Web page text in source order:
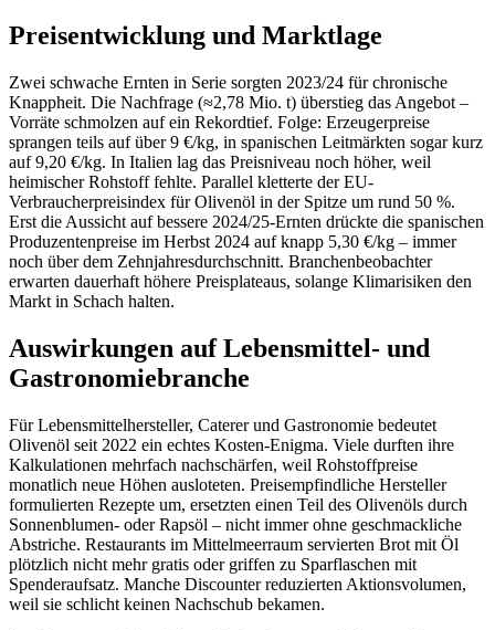
Preisentwicklung und Marktlage
Zwei schwache Ernten in Serie sorgten 2023/24 für chronische
Knappheit. Die Nachfrage (≈2,78 Mio. t) überstieg das Angebot –
Vorräte schmolzen auf ein Rekordtief. Folge: Erzeugerpreise
sprangen teils auf über 9 €/kg, in spanischen Leitmärkten sogar kurz
auf 9,20 €/kg. In Italien lag das Preisniveau noch höher, weil
heimischer Rohstoff fehlte. Parallel kletterte der EU-
Verbraucherpreisindex für Olivenöl in der Spitze um rund 50 %.
Erst die Aussicht auf bessere 2024/25-Ernten drückte die spanischen
Produzentenpreise im Herbst 2024 auf knapp 5,30 €/kg – immer
noch über dem Zehnjahresdurchschnitt. Branchenbeobachter
erwarten dauerhaft höhere Preisplateaus, solange Klimarisiken den
Markt in Schach halten.
Auswirkungen auf Lebensmittel- und
Gastronomiebranche
Für Lebensmittelhersteller, Caterer und Gastronomie bedeutet
Olivenöl seit 2022 ein echtes Kosten-Enigma. Viele durften ihre
Kalkulationen mehrfach nachschärfen, weil Rohstoffpreise
monatlich neue Höhen ausloteten. Preisempfindliche Hersteller
formulierten Rezepte um, ersetzten einen Teil des Olivenöls durch
Sonnenblumen- oder Rapsöl – nicht immer ohne geschmackliche
Abstriche. Restaurants im Mittelmeerraum servierten Brot mit Öl
plötzlich nicht mehr gratis oder griffen zu Sparflaschen mit
Spenderaufsatz. Manche Discounter reduzierten Aktionsvolumen,
weil sie schlicht keinen Nachschub bekamen.